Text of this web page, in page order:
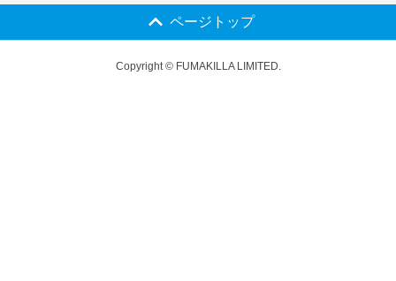
ページトップ
Copyright © FUMAKILLA LIMITED.